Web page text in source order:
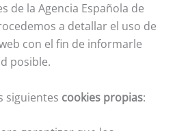
de la Agencia Española de
a detallar el uso de
con el fin de informarle
posible.
siguientes cookies propias: